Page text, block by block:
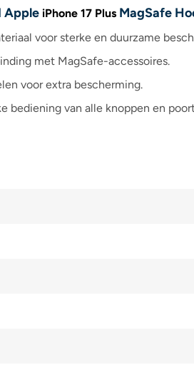
Apple iPhone 17 Plus MagSafe
voor sterke en duurzame
met MagSafe-accessoires.
voor extra bescherming.
bediening van alle knoppen en